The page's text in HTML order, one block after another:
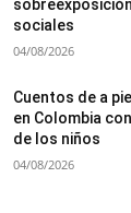
sociales
04/08/2026
Cuentos de a
en Colombia
de los niños
04/08/2026